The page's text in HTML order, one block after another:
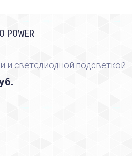
POWER
и светодиодной подсветкой